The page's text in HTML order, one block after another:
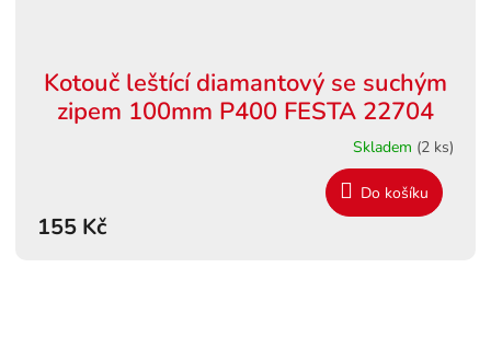
Kotouč leštící diamantový se suchým
zipem 100mm P400 FESTA 22704
Skladem (2 ks)
155 Kč
Do košíku